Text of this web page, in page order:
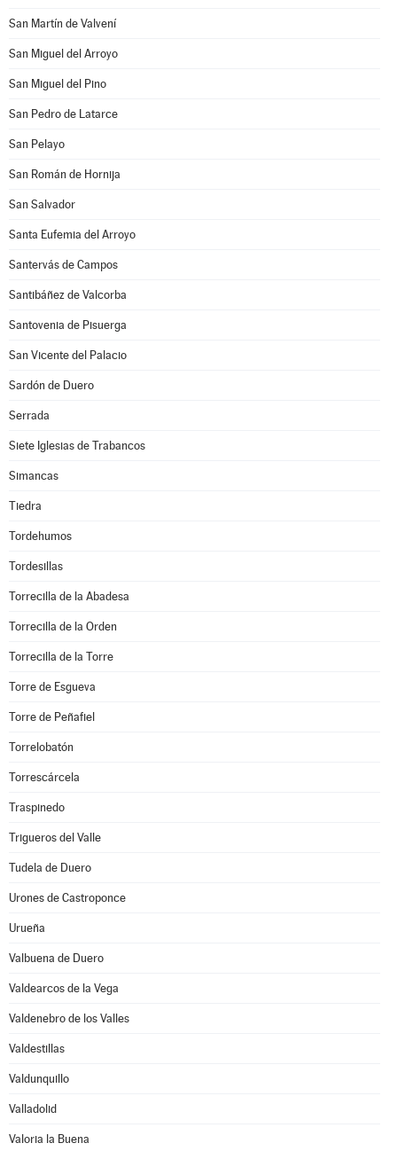
San Martín de Valvení
San Miguel del Arroyo
San Miguel del Pino
San Pedro de Latarce
San Pelayo
San Román de Hornija
San Salvador
Santa Eufemia del Arroyo
Santervás de Campos
Santibáñez de Valcorba
Santovenia de Pisuerga
San Vicente del Palacio
Sardón de Duero
Serrada
Siete Iglesias de Trabancos
Simancas
Tiedra
Tordehumos
Tordesillas
Torrecilla de la Abadesa
Torrecilla de la Orden
Torrecilla de la Torre
Torre de Esgueva
Torre de Peñafiel
Torrelobatón
Torrescárcela
Traspinedo
Trigueros del Valle
Tudela de Duero
Urones de Castroponce
Urueña
Valbuena de Duero
Valdearcos de la Vega
Valdenebro de los Valles
Valdestillas
Valdunquillo
Valladolid
Valoria la Buena